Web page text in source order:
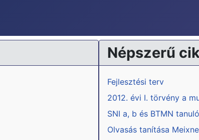
Népszerű
Fejlesztési terv
2012. évi I. törvény a
SNI a, b és BTMN
Olvasás tanítása